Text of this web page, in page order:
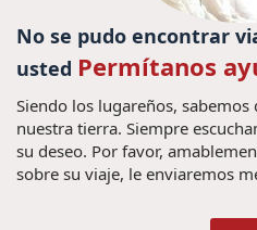
Cocina de
platos en Da Nang (1) ,
(1) ,viajes vietnam y laos
Otoño (1) ,Viajes Phnom
família ao Vietnã
(1) , vietnam festival (1) ,
No se pudo encontrar
usted Permítanos
Siendo los lugareños,
nuestra tierra. Siempre
su deseo. Por favor,
sobre su viaje, le enviaremos